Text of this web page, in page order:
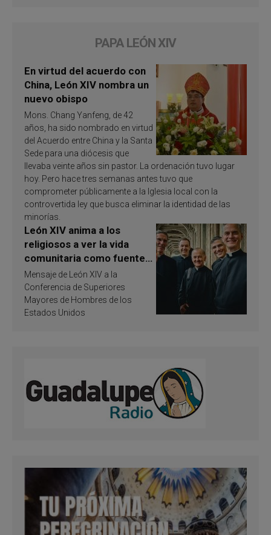
PAPA LEÓN XIV
En virtud del acuerdo con
China, León XIV nombra un
nuevo obispo
Mons. Chang Yanfeng, de 42
años, ha sido nombrado en virtud
del Acuerdo entre China y la Santa
Sede para una diócesis que
llevaba veinte años sin pastor. La ordenación tuvo lugar
hoy. Pero hace tres semanas antes tuvo que
comprometer públicamente a la Iglesia local con la
controvertida ley que busca eliminar la identidad de las
minorías.
León XIV anima a los
religiosos a ver la vida
comunitaria como fuente
de inspiración y
santificación
Mensaje de León XIV a la
Conferencia de Superiores
Mayores de Hombres de los
Estados Unidos